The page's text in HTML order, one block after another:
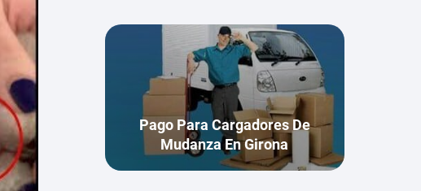
Pago Para Cargadores De
Mudanza En Girona